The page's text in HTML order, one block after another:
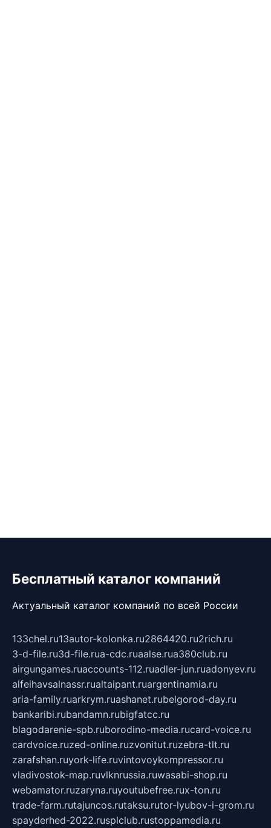
Бесплатный каталог компаний
Актуальный каталог компаний по всей России
133chel.ru13autor-kolonka.ru2864420.ru2rich.ru
3-d-file.ru3d-file.rua-cdc.ruaalse.rua380club.ru
airgungames.ruaccounts-112.ruadler-jun.ruadonyev.ru
alfeihavsalnassr.rualtaipant.ruargentinamia.ru
aria-family.ruarkrym.ruashanet.rubelgorod-day.ru
bankaribi.rubandamn.rubigfatcc.ru
blagodarenie-spb.ruborodino-media.rucard-voice.ru
cardvoice.ruzed-online.ruzvonitut.ruzebra-tlt.ru
zarafshan.ruyork-life.ruvintovoykompressor.ru
vladivostok-map.ruvlknrussia.ruwasabi-shop.ru
webamator.ruzaryna.ruyoutubefree.rux-ton.ru
trade-farm.rutajuncos.rutaksu.rutor-lyubov-i-grom.ru
spayderhed-2022.rusplclub.rustoppamedia.ru